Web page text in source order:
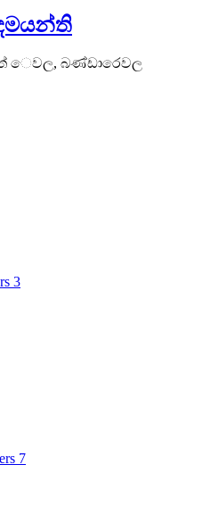
ෙවල, බණ්ඩාරෙවල
3
7